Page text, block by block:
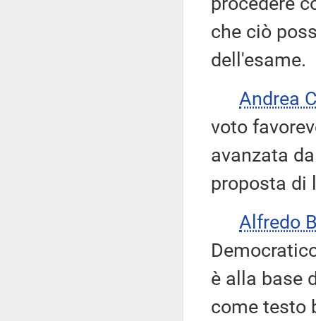
che ciò
dell'esame.
Andrea
voto
avanzata
proposta di
Alfredo
è alla base
come testo